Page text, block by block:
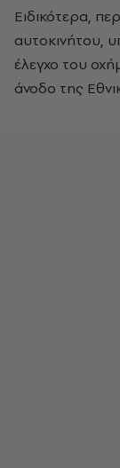
Ειδικότερα,
αυτοκινήτου,
έλεγχο του
άνοδο της